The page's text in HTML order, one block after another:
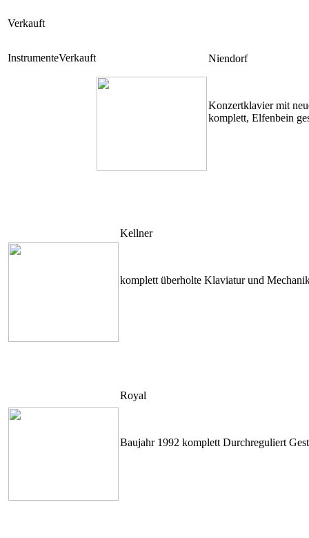
Verkauft
InstrumenteVerkauft Niendorf
Konzertklavier mit
komplett, Elfenbein
Kellner
komplett überholte Klaviatur und
Royal
Baujahr 1992 komplett Durchreguliert